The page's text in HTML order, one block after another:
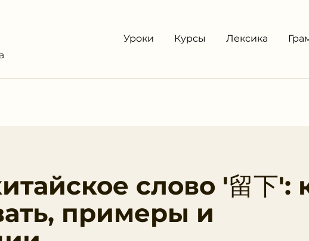
Уроки Курсы Лексика
слово '留下':
примеры и